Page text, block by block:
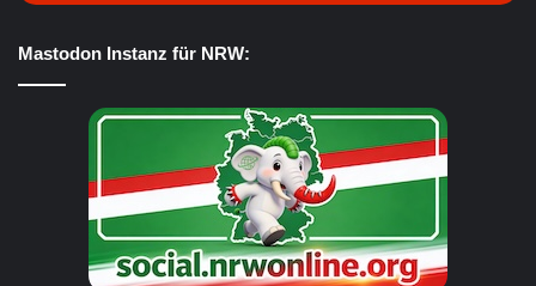
Mastodon Instanz für NRW: